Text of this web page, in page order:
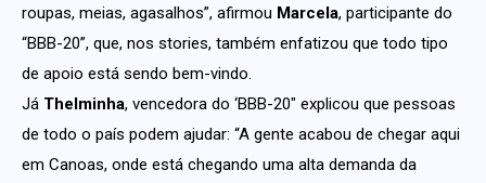
roupas, meias, agasalhos”, afirmou Marcela, participante do
“BBB-20”, que, nos stories, também enfatizou que todo tipo
de apoio está sendo bem-vindo.
Já Thelminha, vencedora do ‘BBB-20″ explicou que pessoas
de todo o país podem ajudar: “A gente acabou de chegar aqui
em Canoas, onde está chegando uma alta demanda da